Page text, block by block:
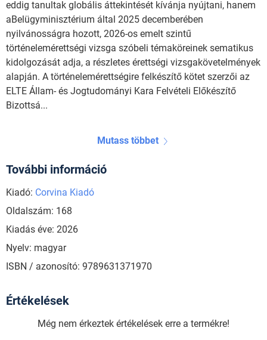
eddig tanultak globális áttekintését kívánja nyújtani, hanem
aBelügyminisztérium által 2025 decemberében
nyilvánosságra hozott, 2026-os emelt szintű
történelemérettségi vizsga szóbeli témaköreinek sematikus
kidolgozását adja, a részletes érettségi vizsgakövetelmények
alapján. A történelemérettségire felkészítő kötet szerzői az
ELTE Állam- és Jogtudományi Kara Felvételi Előkészítő
Bizottsá...
Mutass többet
További információ
Kiadó: Corvina Kiadó
Oldalszám: 168
Kiadás éve: 2026
Nyelv: magyar
ISBN / azonosító: 9789631371970
Értékelések
Még nem érkeztek értékelések erre a termékre!